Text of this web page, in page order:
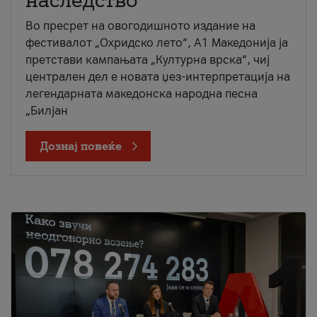
Во пресрет на овогодишното издание на
фестивалот „Охридско лето“, А1 Македонија ја
претстави кампањата „Културна врска“, чиј
централен дел е новата џез-интерпретација на
легендарната македонска народна песна
„Билјан
Дознај повеќе